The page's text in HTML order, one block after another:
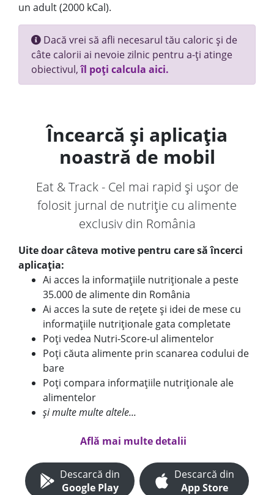
un adult (2000 kCal).
Dacă vrei să afli necesarul tău caloric și de
câte calorii ai nevoie zilnic pentru a-ți atinge
obiectivul,îl poți calcula aici.
Încearcă și aplicația
noastră de mobil
Eat & Track - Cel mai rapid și ușor de
folosit jurnal de nutriție cu alimente
exclusiv din România
Uite doar câteva motive pentru care să încerci
aplicația:
Ai acces la informațiile nutriționale a peste
35.000 de alimente din România
Ai acces la sute de rețete și idei de mese cu
informațiile nutriționale gata completate
Poți vedea Nutri-Score-ul alimentelor
Poți căuta alimente prin scanarea codului de
bare
Poți compara informațiile nutriționale ale
alimentelor
și multe multe altele...
Află mai multe detalii
Descarcă din
Google Play
Descarcă din
App Store